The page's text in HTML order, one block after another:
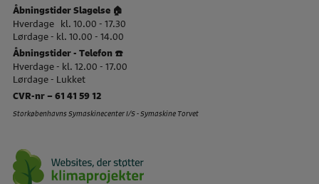
Åbningstider Slagelse 🏠
Hverdage kl. 10.00 - 17.30
Lørdage - kl. 10.00 - 14.00
Åbningstider - Telefon ☎️
Hverdage - kl. 12.00 - 17.00
Lørdage - Lukket
CVR-nr – 61 41 59 12
Storkøbenhavns Symaskinecenter I/S - Symaskine Torvet